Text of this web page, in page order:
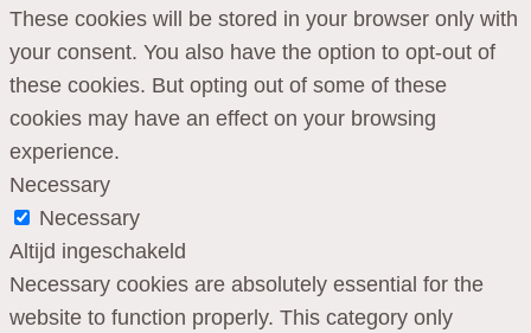
These cookies will be stored in your browser only with
your consent. You also have the option to opt-out of
these cookies. But opting out of some of these
cookies may have an effect on your browsing
experience.
Necessary
Necessary
Altijd ingeschakeld
Necessary cookies are absolutely essential for the
website to function properly. This category only